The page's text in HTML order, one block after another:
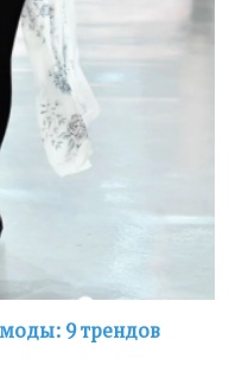
9 трендов